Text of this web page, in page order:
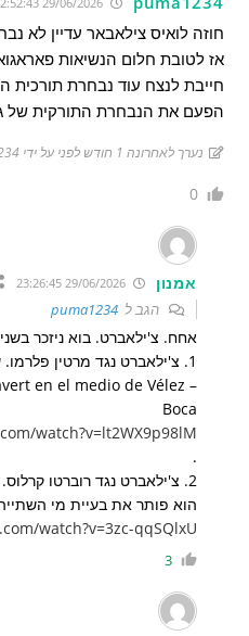
חוזה לואיס צילאבאר עדיין לא
אז לטובת חלום הנשיאות
חייבת לנצח עוד נבחרת תורכית
הפעם את הנבחרת התורקית של
נערך לאחרונה 1 חודש לפני על ידי puma1234
0
אמנון
הגב לpuma1234
אחח. צ'ילאברט. בוא ניזכר
1. צ'ילאברט נגד מרטין פלרמו. שני משוגעים עם קבלות.
en el medio de Vélez –
Boca
watch?v=lt2WX9p98lM
.
הוא פותר את בעיית מי
watch?v=3zc-qqSQlxU
3